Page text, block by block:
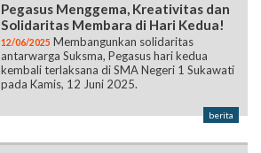
Pegasus Menggema, Kreativitas dan
Solidaritas Membara di Hari Kedua!
12/06/2025 Membangunkan solidaritas
antarwarga Suksma, Pegasus hari kedua
kembali terlaksana di SMA Negeri 1 Sukawati
pada Kamis, 12 Juni 2025.
berita